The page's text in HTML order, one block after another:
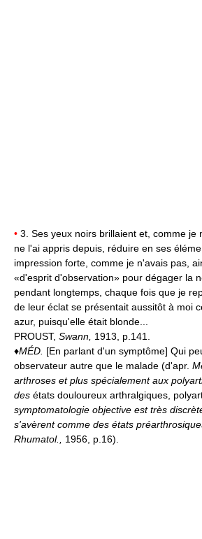
• 3. Ses yeux noirs brillaient et, comme je
ne l'ai appris depuis, réduire en ses
impression forte, comme je n'avais pas,
«d'esprit d'observation» pour dégager la
pendant longtemps, chaque fois que je
de leur éclat se présentait aussitôt à moi
azur, puisqu'elle était blonde...
PROUST, Swann, 1913, p.141.
♦MÉD. [En parlant d'un symptôme] Qui
observateur autre que le malade (d'apr.
arthroses et plus spécialement aux
des états douloureux arthralgiques,
symptomatologie objective est très
s'avèrent comme des états
Rhumatol., 1956, p.16).